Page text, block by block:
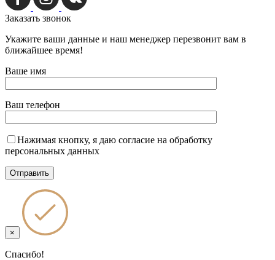
Заказать звонок
Укажите ваши данные и наш менеджер перезвонит вам в
ближайшее время!
Ваше имя
Ваш телефон
Нажимая кнопку, я даю согласие на обработку
персональных данных
×
Спасибо!